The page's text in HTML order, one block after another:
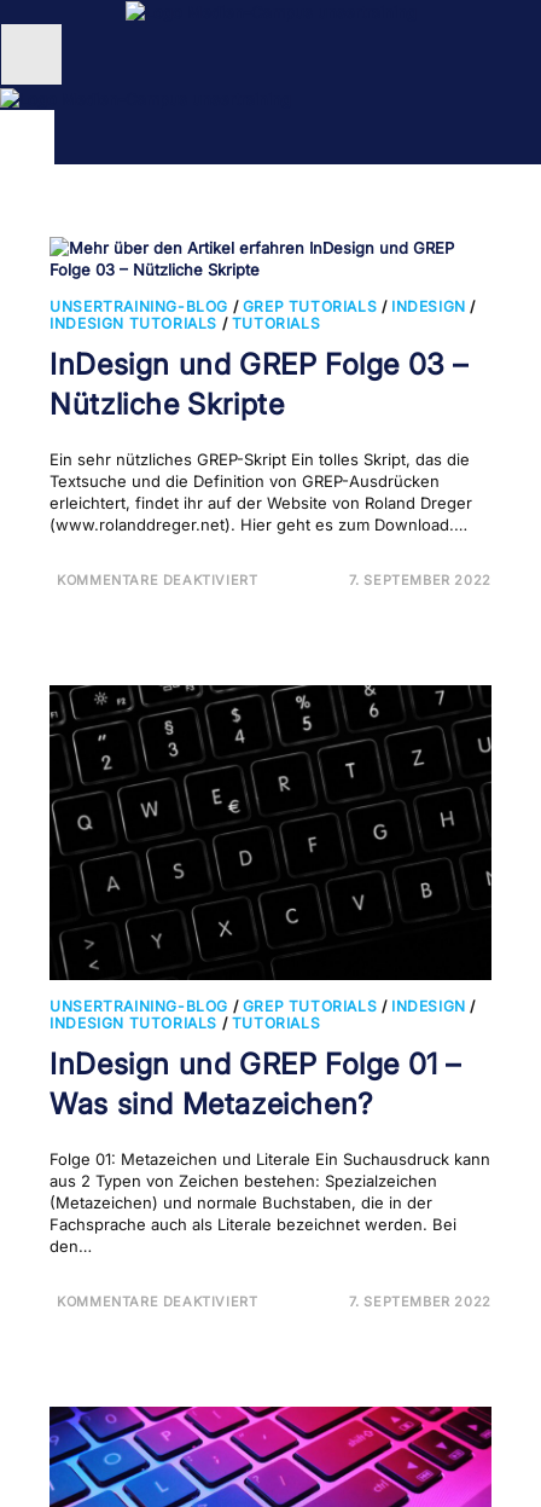
Inhalt
Unternehmen
unsertraining Blog
UNSERTRAINING-BLOG / GREP TUTORIALS / INDESIGN /
INDESIGN TUTORIALS / TUTORIALS
InDesign und GREP Folge 03 –
Nützliche Skripte
Ein sehr nützliches GREP-Skript Ein tolles Skript, das die
Textsuche und die Definition von GREP-Ausdrücken
erleichtert, findet ihr auf der Website von Roland Dreger
(www.rolanddreger.net). Hier geht es zum Download.…
KOMMENTARE DEAKTIVIERTFÜR
NÜTZLICHE
SKRIPTE
7. SEPTEMBER 2022
UNSERTRAINING-BLOG / GREP TUTORIALS / INDESIGN /
INDESIGN TUTORIALS / TUTORIALS
InDesign und GREP Folge 01 –
Was sind Metazeichen?
Folge 01: Metazeichen und Literale Ein Suchausdruck kann
aus 2 Typen von Zeichen bestehen: Spezialzeichen
(Metazeichen) und normale Buchstaben, die in der
Fachsprache auch als Literale bezeichnet werden. Bei
den…
KOMMENTARE DEAKTIVIERTFÜR
WAS
SIND
METAZEICHEN?
7. SEPTEMBER 2022